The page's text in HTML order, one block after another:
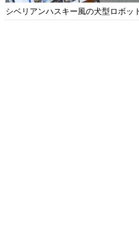
シベリアンハスキー風の犬型ロボッ